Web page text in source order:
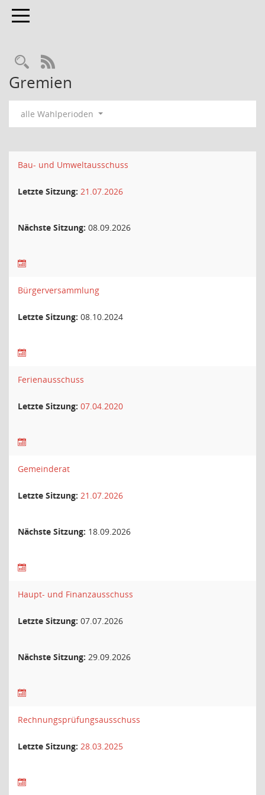
Toggle navigation
Rechercheauswahl
RSS-Feed
Gremien
alle Wahlperioden
Bau- und Umweltausschuss
Letzte Sitzung: 21.07.2026
Nächste Sitzung: 08.09.2026
Bürgerversammlung
Letzte Sitzung: 08.10.2024
Ferienausschuss
Letzte Sitzung: 07.04.2020
Gemeinderat
Letzte Sitzung: 21.07.2026
Nächste Sitzung: 18.09.2026
Haupt- und Finanzausschuss
Letzte Sitzung: 07.07.2026
Nächste Sitzung: 29.09.2026
Rechnungsprüfungsausschuss
Letzte Sitzung: 28.03.2025